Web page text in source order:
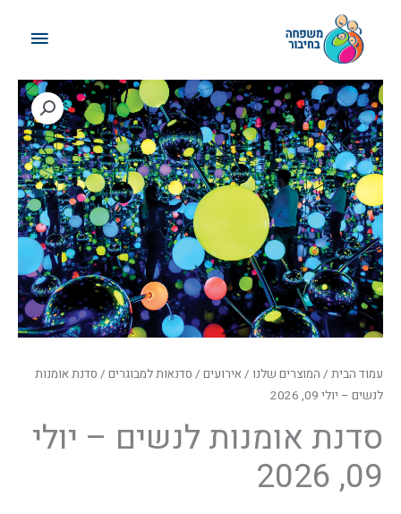
עמוד הבית / המוצרים שלנו /אירועים / סדנאות למבוגרים / סדנת אומנות
לנשים – יולי 09, 2026
סדנת אומנות לנשים – יולי
09, 2026